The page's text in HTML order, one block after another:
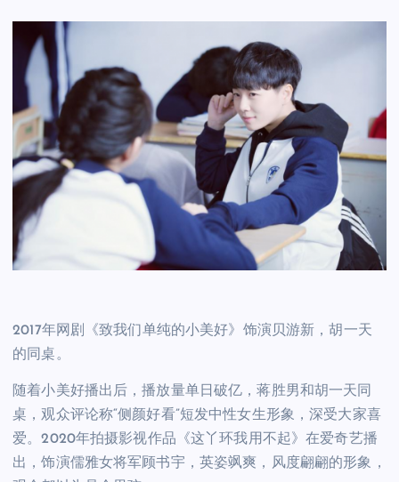
2017年网剧《致我们单纯的小美好》饰演贝游新，胡一天
的同桌。
随着小美好播出后，播放量单日破亿，蒋胜男和胡一天同
桌，观众评论称“侧颜好看”短发中性女生形象，深受大家喜
爱。2020年拍摄影视作品《这丫环我用不起》在爱奇艺播
出，饰演儒雅女将军顾书宇，英姿飒爽，风度翩翩的形象，